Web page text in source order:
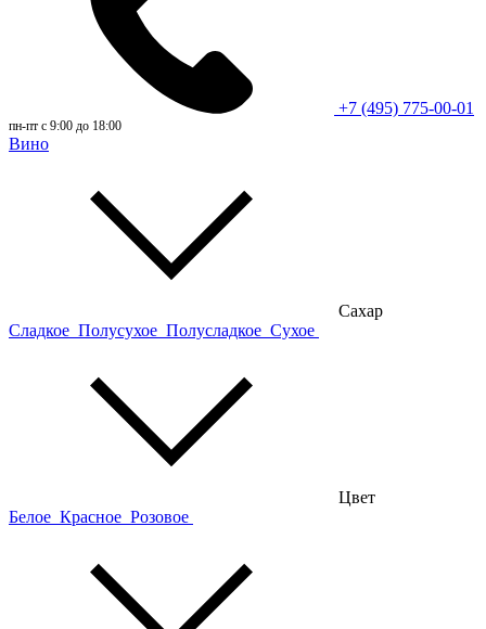
+7 (495) 775-00-01
пн-пт с 9:00 до 18:00
Вино
Сахар
Сладкое Полусухое Полусладкое Сухое
Цвет
Белое Красное Розовое